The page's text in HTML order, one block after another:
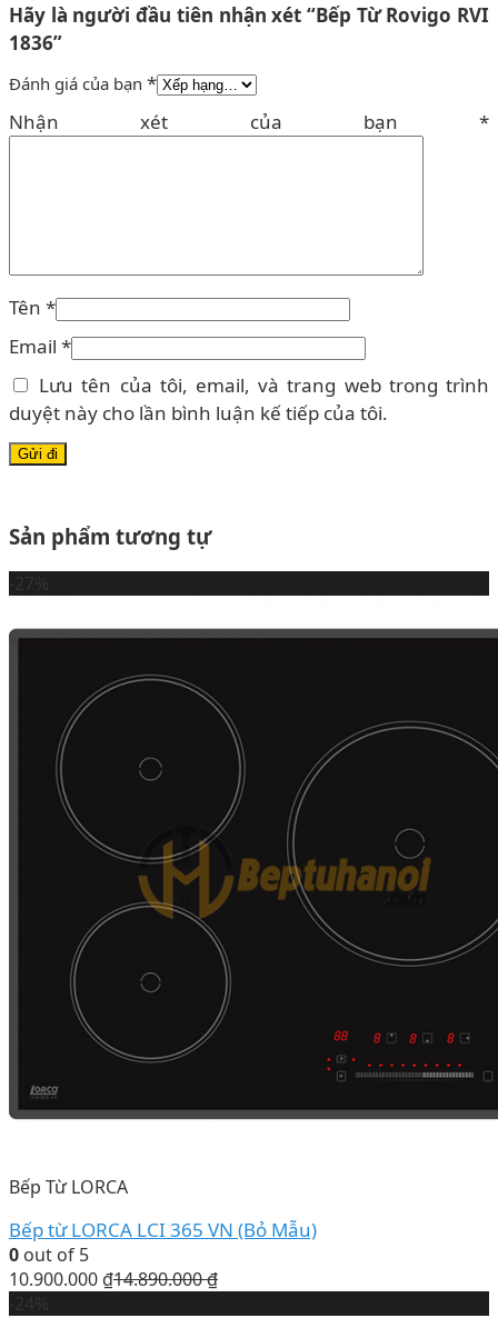
Hãy là người đầu tiên nhận xét “Bếp Từ Rovigo RVI
1836”
Đánh giá của bạn *
Nhận xét của bạn *
Tên *
Email *
Lưu tên của tôi, email, và trang web trong trình
duyệt này cho lần bình luận kế tiếp của tôi.
Sản phẩm tương tự
Bếp Từ LORCA
Bếp từ LORCA LCI 365 VN (Bỏ Mẫu)
0 out of 5
10.900.000 ₫14.890.000₫